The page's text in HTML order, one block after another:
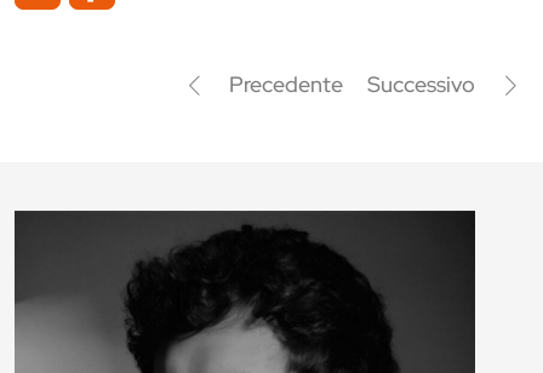
Precedente Successivo